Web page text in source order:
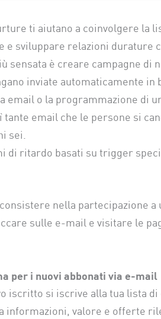
ti aiutano a coinvolgere la
e sviluppare relazioni durature
sensata è creare campagne
inviate automaticamente in
email o la programmazione di
tante email che le persone si
sei.
di ritardo basati su trigger
nella partecipazione
sulle e-mail e visitare le
per i nuovi abbonati via e-mail
iscritto si iscrive alla tua lista
informazioni, valore e offerte